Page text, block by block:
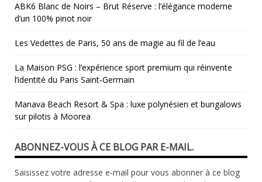
ABK6 Blanc de Noirs – Brut Réserve : l’élégance moderne
d’un 100% pinot noir
Les Vedettes de Paris, 50 ans de magie au fil de l’eau
La Maison PSG : l’expérience sport premium qui réinvente
l’identité du Paris Saint‑Germain
Manava Beach Resort & Spa : luxe polynésien et bungalows
sur pilotis à Moorea
ABONNEZ-VOUS À CE BLOG PAR E-MAIL.
Saisissez votre adresse e-mail pour vous abonner à ce blog